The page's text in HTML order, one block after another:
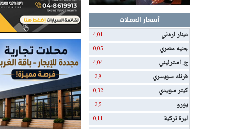
أسعار العملات
دينار اردني
4.01
جنيه مصري 0.05
ج. استرليني 4.04
فرنك سويسري 3.8
كيتر سويدي 0.32
يورو 3.5
ليرة تركية 0.11